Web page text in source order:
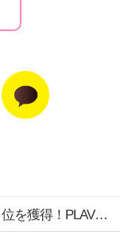
ー選手権大会」が開催
て「駐仙台大韓
第12回杜の都仙
れ、日本各地で
東京から参加し
題となった。
、EVANがTOP3入り